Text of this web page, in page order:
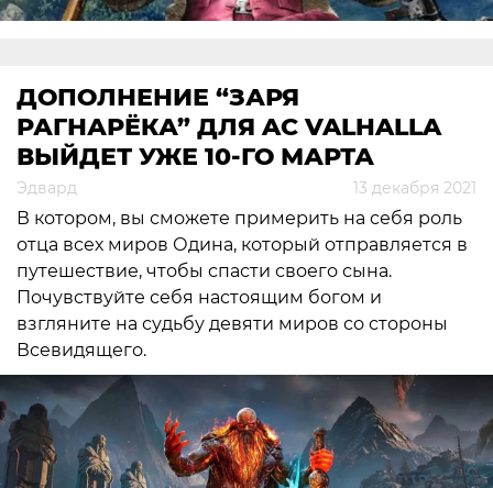
ДОПОЛНЕНИЕ “ЗАРЯ
РАГНАРЁКА” ДЛЯ AC VALHALLA
ВЫЙДЕТ УЖЕ 10-ГО МАРТА
Эдвард 13 декабря 2021
В котором, вы сможете примерить на себя роль
отца всех миров Одина, который отправляется в
путешествие, чтобы спасти своего сына.
Почувствуйте себя настоящим богом и
взгляните на судьбу девяти миров со стороны
Всевидящего.